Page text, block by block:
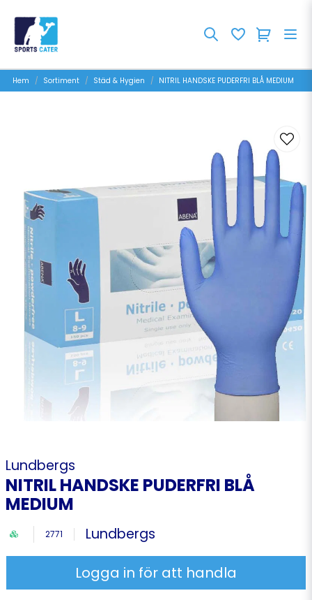
Hem Sortiment Städ & Hygien NITRIL HANDSKE PUDERFRI BLÅ MEDIUM
Lundbergs
NITRIL HANDSKE PUDERFRI BLÅ
MEDIUM
2771 Lundbergs
Logga in för att handla